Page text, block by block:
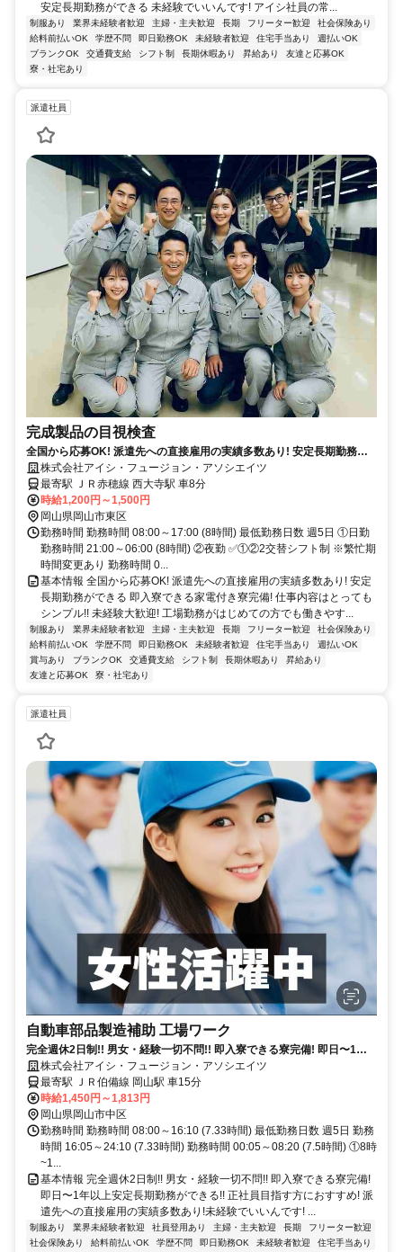
安定長期勤務ができる 未経験でいいんです! アイシ社員の常...
制服あり 業界未経験者歓迎 主婦・主夫歓迎 長期 フリーター歓迎
社会保険あり
給料前払いOK
学歴不問 即日勤務OK 未経験者歓迎 住宅手当あり
週払いOK
ブランクOK
交通費支給 シフト制 長期休暇あり 昇給あり
友達と応募OK
寮・社宅あり
派遣社員
完成製品の目視検査
全国から応募OK! 派遣先への直接雇用の実績多数あり! 安定長期勤務が
できる 即入寮できる家電付き寮完備!
株式会社アイシ・フュージョン・アソシエイツ
最寄駅 ＪＲ赤穂線 西大寺駅 車8分
時給1,200円～1,500円
岡山県岡山市東区
勤務時間 勤務時間 08:00～17:00 (8時間) 最低勤務日数 週5日 ①日勤
勤務時間 21:00～06:00 (8時間) ②夜勤 ✅①②2交替シフト制 ※繁忙期
時間変更あり 勤務時間 0...
基本情報 全国から応募OK! 派遣先への直接雇用の実績多数あり! 安定
長期勤務ができる 即入寮できる家電付き寮完備! 仕事内容はとっても
シンプル!! 未経験大歓迎! 工場勤務がはじめての方でも働きやす...
制服あり 業界未経験者歓迎 主婦・主夫歓迎 長期 フリーター歓迎
社会保険あり
給料前払いOK
学歴不問 即日勤務OK 未経験者歓迎 住宅手当あり
週払いOK
賞与あり
ブランクOK 交通費支給 シフト制 長期休暇あり
昇給あり
友達と応募OK
寮・社宅あり
派遣社員
自動車部品製造補助 工場ワーク
完全週休2日制!! 男女・経験一切不問!! 即入寮できる寮完備! 即日〜1年
以上安定長期勤務ができる!!
株式会社アイシ・フュージョン・アソシエイツ
最寄駅 ＪＲ伯備線 岡山駅 車15分
時給1,450円～1,813円
岡山県岡山市中区
勤務時間 勤務時間 08:00～16:10 (7.33時間) 最低勤務日数 週5日 勤務
時間 16:05～24:10 (7.33時間) 勤務時間 00:05～08:20 (7.5時間) ①8時
~1...
基本情報 完全週休2日制!! 男女・経験一切不問!! 即入寮できる寮完備!
即日〜1年以上安定長期勤務ができる!! 正社員目指す方におすすめ! 派
遣先への直接雇用の実績多数あり!未経験でいいんです! ...
制服あり 業界未経験者歓迎 社員登用あり 主婦・主夫歓迎 長期
フリーター歓迎
社会保険あり
給料前払いOK 学歴不問 即日勤務OK 未経験者歓迎
住宅手当あり